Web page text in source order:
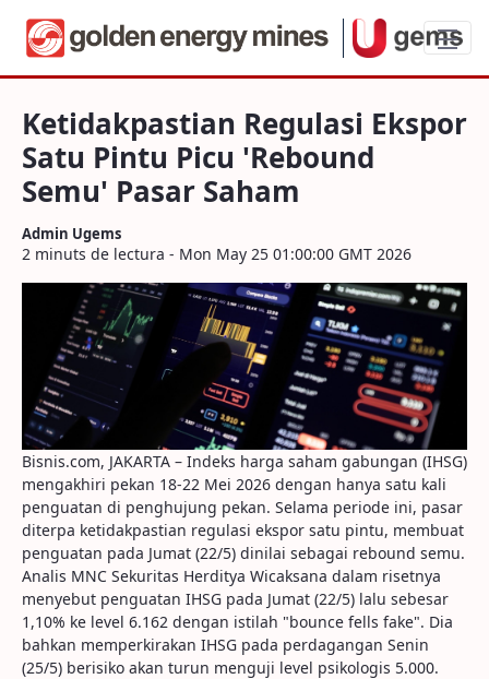
Ketidakpastian Regulasi Ekspor Satu
Ketidakpastian Regulasi Ekspor
Satu Pintu Picu 'Rebound
Semu' Pasar Saham
Admin Ugems
2 minuts de lectura - Mon May 25 01:00:00 GMT 2026
Bisnis.com, JAKARTA – Indeks harga saham gabungan (IHSG)
mengakhiri pekan 18-22 Mei 2026 dengan hanya satu kali
penguatan di penghujung pekan. Selama periode ini, pasar
diterpa ketidakpastian regulasi ekspor satu pintu, membuat
penguatan pada Jumat (22/5) dinilai sebagai rebound semu.
Analis MNC Sekuritas Herditya Wicaksana dalam risetnya
menyebut penguatan IHSG pada Jumat (22/5) lalu sebesar
1,10% ke level 6.162 dengan istilah "bounce fells fake". Dia
bahkan memperkirakan IHSG pada perdagangan Senin
(25/5) berisiko akan turun menguji level psikologis 5.000.